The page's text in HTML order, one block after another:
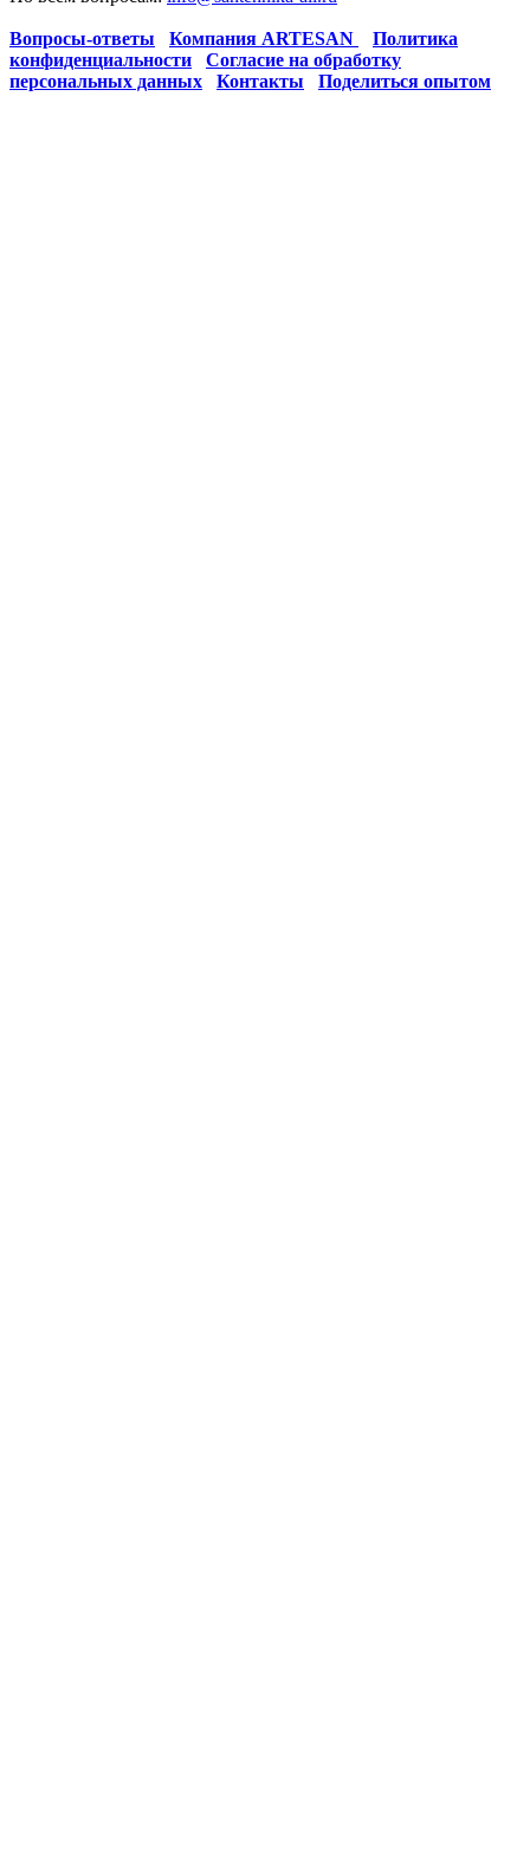
Вопросы-ответы Компания ARTESAN
Политика
конфиденциальности
Согласие на обработку
персональных данных
Контакты Поделиться опытом